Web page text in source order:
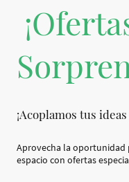
¡Acoplamos tus
Aprovecha la oportunidad
espacio con ofertas